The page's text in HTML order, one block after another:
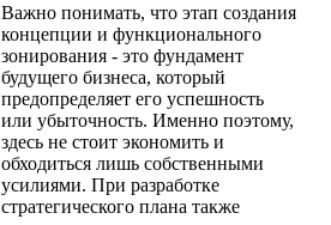
Важно понимать, что этап создания
концепции и функционального
зонирования - это фундамент
будущего бизнеса, который
предопределяет его успешность
или убыточность. Именно поэтому,
здесь не стоит экономить и
обходиться лишь собственными
усилиями. При разработке
стратегического плана также